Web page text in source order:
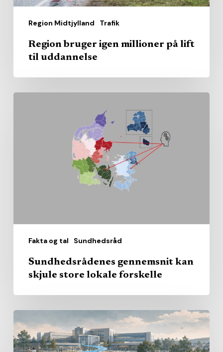
Region Midtjylland Trafik
Region bruger igen millioner på lift
til uddannelse
Fakta og tal Sundhedsråd
Sundhedsrådenes gennemsnit kan
skjule store lokale forskelle
nære
sundhed